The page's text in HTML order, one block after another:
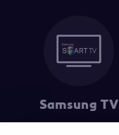
Samsung TV